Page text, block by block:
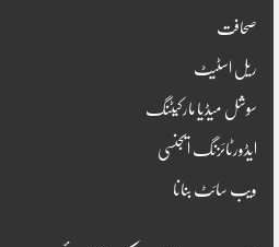
صحافت
ریل اسٹیٹ
سوشل میڈیا مارکیٹنگ
ایڈورٹائزنگ ایجنسی
ویب سائٹ بنانا